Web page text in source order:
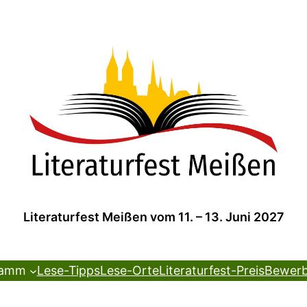
Literaturfest Meißen vom 11. – 13. Juni 2027
Lese-TippsLese-OrteLiteraturfest-Preis